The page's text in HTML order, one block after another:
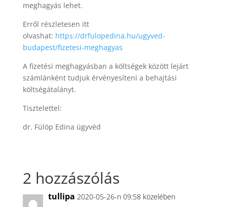
meghagyás lehet.
Erről részletesen itt
olvashat: https://drfulopedina.hu/ugyved-
budapest/fizetesi-meghagyas
A fizetési meghagyásban a költségek között lejárt
számlánként tudjuk érvényesíteni a behajtási
költségátalányt.
Tisztelettel:
dr. Fülöp Edina ügyvéd
2 hozzászólás
tullipa 2020-05-26-n 09:58 közelében